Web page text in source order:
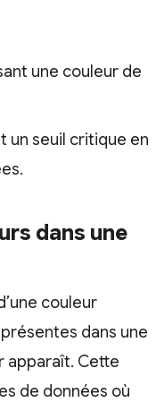
une couleur de
un seuil critique en
dans une
couleur
dans une
apparaît. Cette
de données où